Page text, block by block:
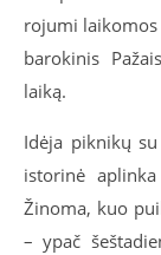
rojumi
barokinis
laiką.
Idėja piknikų
istorinė
Žinoma, kuo
– ypač